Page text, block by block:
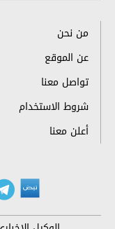
من نحن
عن الموقع
تواصل معنا
شروط الاستخدام
أعلن معنا